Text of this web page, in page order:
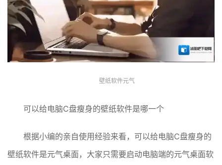
壁纸软件元气
可以给电脑C盘瘦身的壁纸软件是哪一个
根据小编的亲自使用经验来看，可以给电脑C盘瘦身的
壁纸软件是元气桌面，大家只需要启动电脑端的元气桌面软